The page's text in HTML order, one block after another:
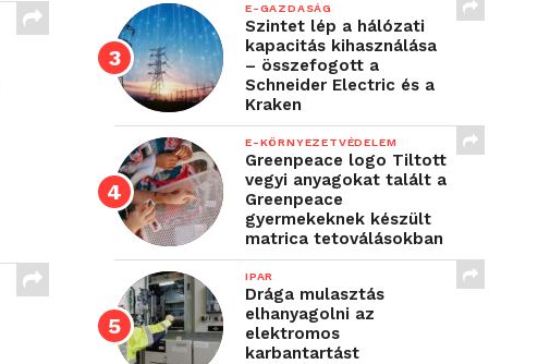
E-GAZDASÁG
Szintet lép a hálózati
kapacitás kihasználása
– összefogott a
Schneider Electric és a
Kraken
E-KÖRNYEZETVÉDELEM
Greenpeace logo Tiltott
vegyi anyagokat talált a
Greenpeace
gyermekeknek készült
matrica tetoválásokban
IPAR
Drága mulasztás
elhanyagolni az
elektromos
karbantartást